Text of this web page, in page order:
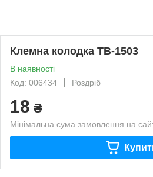
Клемна колодка ТВ-1503
В наявності
Код: 006434
Роздріб
18 ₴
Мінімальна сума замовлення на